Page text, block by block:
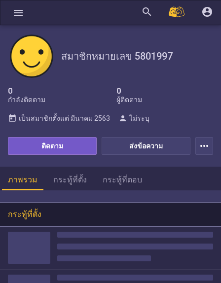
menu search account_circle
สมาชิกหมายเลข 5801997
0
กำลังติดตาม
0
ผู้ติดตาม
ส่งข้อความ
ติดตาม
today เป็นสมาชิกตั้งแต่ มีนาคม 2563 person ไม่ระบุ
more_horiz
ภาพรวม กระทู้ที่ตั้ง กระทู้ที่ตอบ
กระทู้ที่ตั้ง